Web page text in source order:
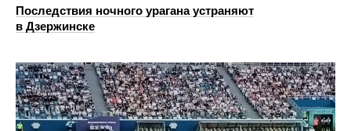
Последствия ночного урагана устраняют
в Дзержинске